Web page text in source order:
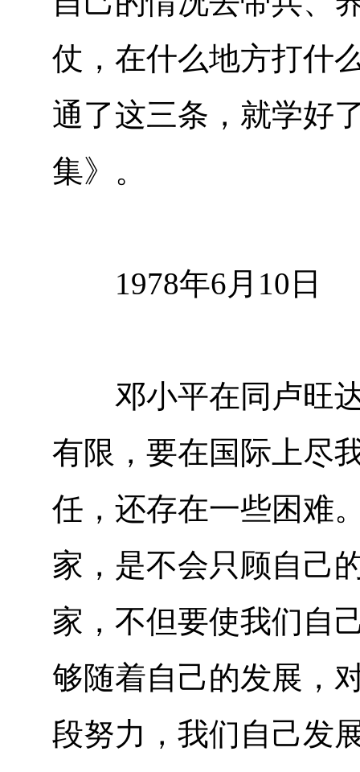
仗，在什么地方打什
通了这三条，就学好
集》。
1978年6月10日
邓小平在同卢旺达
有限，要在国际上尽
任，还存在一些困难
家，是不会只顾自己
家，不但要使我们自
够随着自己的发展，
段努力，我们自己发